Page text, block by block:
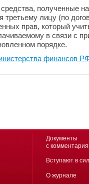
полученные
третьему лицу (по
прав, который
в связи с
порядке.
финансов
Документы
с
Вступают в
О журнале